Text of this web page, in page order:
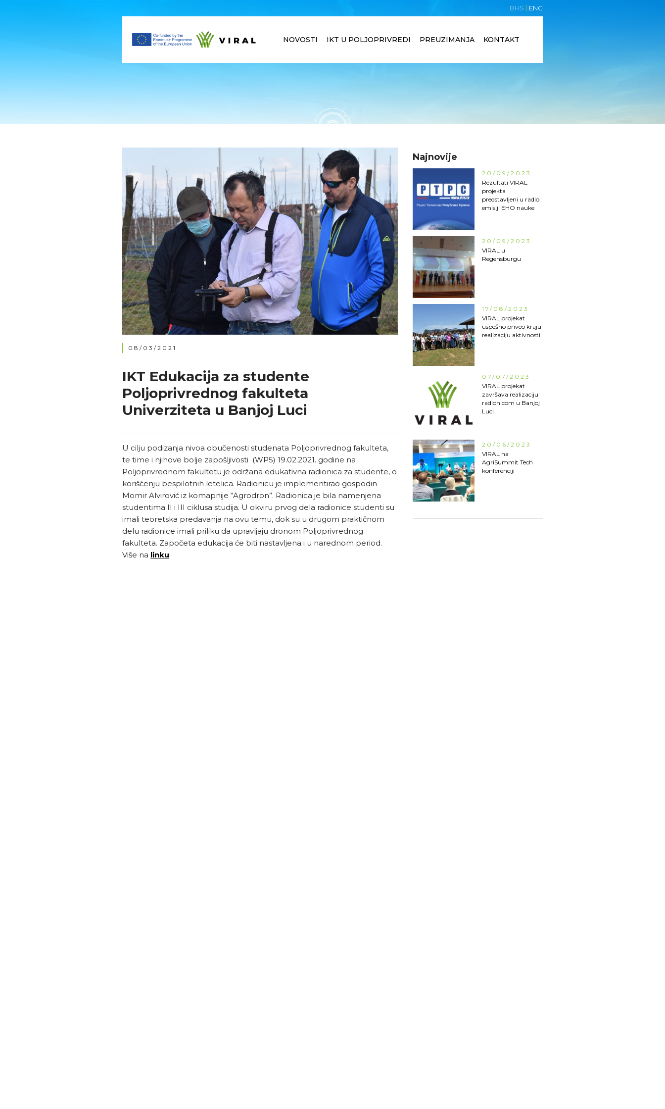
BHS ENG
NOVOSTI IKT U POLJOPRIVREDI PREUZIMANJA KONTAKT
08/03/2021
IKT Edukacija za studente
Poljoprivrednog fakulteta
Univerziteta u Banjoj Luci
U cilju podizanja nivoa obučenosti studenata Poljoprivrednog fakulteta,
te time i njihove bolje zapošljivosti (WP5) 19.02.2021. godine na
Poljoprivrednom fakultetu je održana edukativna radionica za studente, o
korišćenju bespilotnih letelica. Radionicu je implementirao gospodin
Momir Alvirović iz komapnije “Agrodron”. Radionica je bila namenjena
studentima II i III ciklusa studija. U okviru prvog dela radionice studenti su
imali teoretska predavanja na ovu temu, dok su u drugom praktičnom
delu radionice imali priliku da upravljaju dronom Poljoprivrednog
fakulteta. Započeta edukacija će biti nastavljena i u narednom period.
Više na linku
Najnovije
20/09/2023
Rezultati VIRAL
projekta
predstavljeni u radio
emisiji EHO nauke
20/09/2023
VIRAL u
Regensburgu
17/08/2023
VIRAL projekat
uspešno priveo kraju
realizaciju aktivnosti
07/07/2023
VIRAL projekat
završava realizaciju
radionicom u Banjoj
Luci
20/06/2023
VIRAL na
AgriSummit Tech
konferenciji